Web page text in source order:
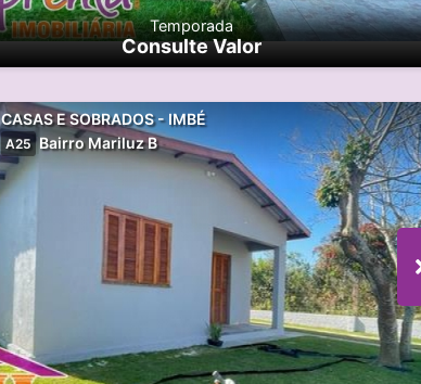
Temporada
Consulte Valor
CASAS E SOBRADOS - IMBÉ
A25 Bairro Mariluz B